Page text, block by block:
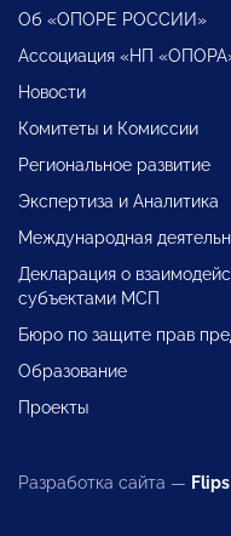
Об «ОПОРЕ РОССИИ»
Ассоциация «НП
Новости
Комитеты и Комиссии
Региональное развитие
Экспертиза и Аналитика
Международная
Декларация о
субъектами МСП
Бюро по защите прав
Образование
Проекты
Разработка сайта — Flips